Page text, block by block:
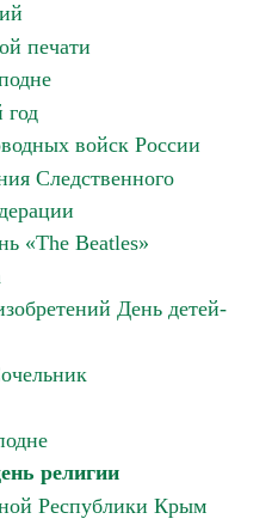
печати
год
войск России
Следственного
«The Beatles»
День детей-
религии
Республики Крым